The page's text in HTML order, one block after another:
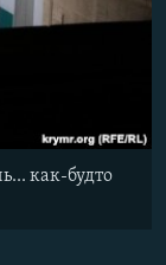
как-будто